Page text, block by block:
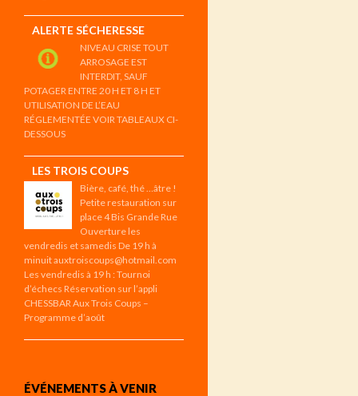
ALERTE SÉCHERESSE
NIVEAU CRISE TOUT
ARROSAGE EST
INTERDIT, SAUF
POTAGER ENTRE 20 H ET 8 H ET
UTILISATION DE L’EAU
RÉGLEMENTÉE VOIR TABLEAUX CI-
DESSOUS
LES TROIS COUPS
Bière, café, thé …âtre !
Petite restauration sur
place 4 Bis Grande Rue
Ouverture les
vendredis et samedis De 19 h à
minuit auxtroiscoups@hotmail.com
Les vendredis à 19 h : Tournoi
d’échecs Réservation sur l’appli
CHESSBAR Aux Trois Coups –
Programme d’août
ÉVÉNEMENTS À VENIR